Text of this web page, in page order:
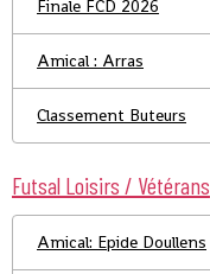
Finale FCD 2026
Amical : Arras
Classement Buteurs
Futsal Loisirs / Vétérans
Amical: Epide Doullens